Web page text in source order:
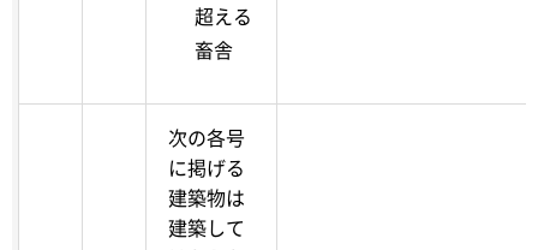
超える
畜舎
次の各号
に掲げる
建築物は
建築して